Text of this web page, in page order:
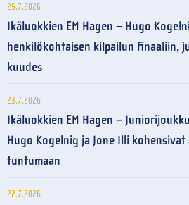
25.7.2026
Ikäluokkien EM Hagen – Hugo
henkilökohtaisen kilpailun finaaliin,
kuudes
23.7.2026
Ikäluokkien EM Hagen –
Hugo Kogelnig ja Jone Illi kohensivat
tuntumaan
22.7.2026